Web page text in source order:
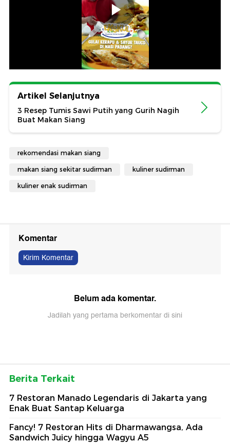
Artikel Selanjutnya
3 Resep Tumis Sawi Putih yang Gurih Nagih
Buat Makan Siang
rekomendasi makan siang
makan siang sekitar sudirman kuliner sudirman
kuliner enak sudirman
Komentar
Kirim Komentar
Belum ada komentar.
Jadilah yang pertama berkomentar di sini
Berita Terkait
7 Restoran Manado Legendaris di Jakarta yang
Enak Buat Santap Keluarga
Fancy! 7 Restoran Hits di Dharmawangsa, Ada
Sandwich Juicy hingga Wagyu A5